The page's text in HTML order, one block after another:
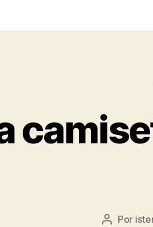
Autor
Por